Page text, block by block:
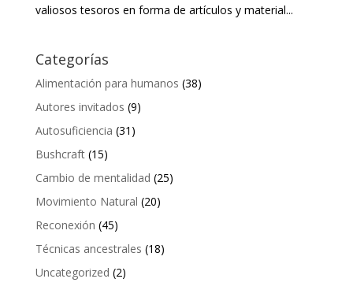
valiosos tesoros en forma de artículos y material...
Categorías
Alimentación para humanos (38)
Autores invitados (9)
Autosuficiencia (31)
Bushcraft(15)
Cambio de mentalidad (25)
Movimiento Natural (20)
Reconexión (45)
Técnicas ancestrales (18)
Uncategorized (2)